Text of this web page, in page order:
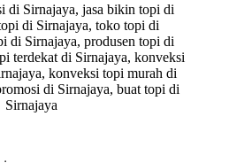
di Sirnajaya, jasa bikin topi di
di Sirnajaya, toko topi di
di Sirnajaya, produsen topi di
terdekat di Sirnajaya, konveksi
konveksi topi murah di
di Sirnajaya, buat topi di
Sirnajaya